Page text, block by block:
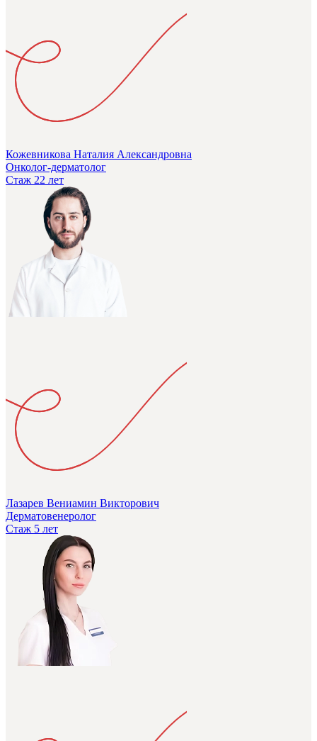
Кожевникова Наталия Александровна
Онколог-дерматолог
Стаж 22 лет
Лазарев Вениамин Викторович
Дерматовенеролог
Стаж 5 лет